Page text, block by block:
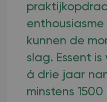
kunnen de
slag. Essent
á drie jaar
minstens